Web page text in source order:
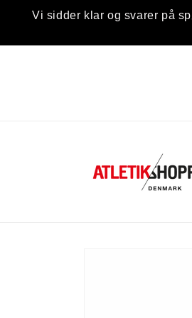
Vi sidder klar og svarer på
Gå til
indhold